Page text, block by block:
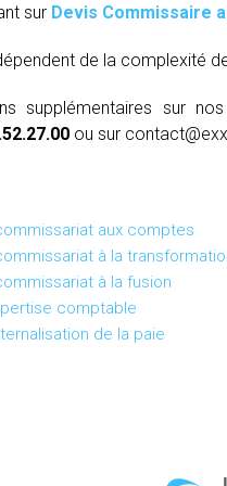
sur Devis Commissaire
de la complexité
supplémentaires sur
ou sur
aux comptes
à la
à la fusion
comptable
de la paie